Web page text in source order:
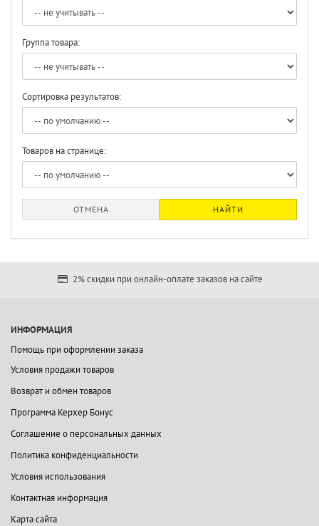
Группа товара:
Сортировка результатов:
Товаров на странице:
ОТМЕНА НАЙТИ
2% скидки при онлайн-оплате заказов на сайте
ИНФОРМАЦИЯ
Помощь при оформлении заказа
Условия продажи товаров
Возврат и обмен товаров
Программа Керхер Бонус
Соглашение о персональных данных
Политика конфиденциальности
Условия использования
Контактная информация
Карта сайта